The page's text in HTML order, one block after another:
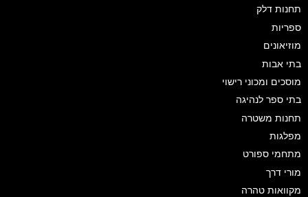
תחנות דלק
ספריות
מוזיאונים
בתי אבות
מוסכים ומכוני רישוי
בתי ספר לנהיגה
תחנות משטרה
מפלגות
מתחמי ספורט
מורי דרך
מקוואות טהרה